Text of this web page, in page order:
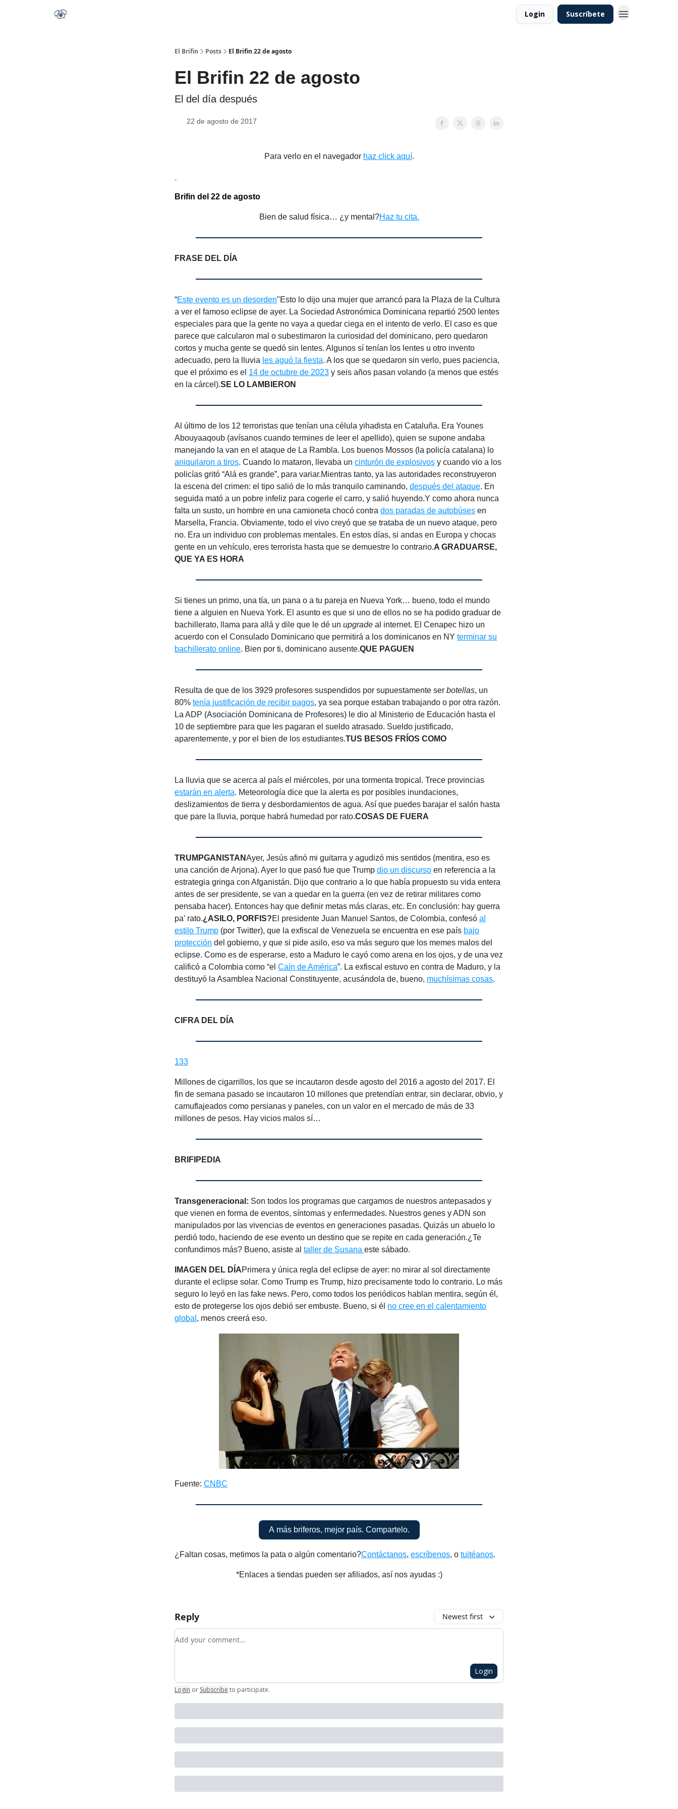
Login Suscríbete
El Brifin Posts El Brifin 22 de agosto
El Brifin 22 de agosto
El del día después
22 de agosto de 2017
Para verlo en el navegador haz click aquí.
Brifin del 22 de agosto
Bien de salud física… ¿y mental?Haz tu cita.
FRASE DEL DÍA
“Este evento es un desorden"Esto lo dijo una mujer que arrancó para la Plaza de la Cultura
a ver el famoso eclipse de ayer. La Sociedad Astronómica Dominicana repartió 2500 lentes
especiales para que la gente no vaya a quedar ciega en el intento de verlo. El caso es que
parece que calcularon mal o subestimaron la curiosidad del dominicano, pero quedaron
cortos y mucha gente se quedó sin lentes. Algunos sí tenían los lentes u otro invento
adecuado, pero la lluvia les aguó la fiesta. A los que se quedaron sin verlo, pues paciencia,
que el próximo es el 14 de octubre de 2023 y seis años pasan volando (a menos que estés
en la cárcel).SE LO LAMBIERON
Al último de los 12 terroristas que tenían una célula yihadista en Cataluña. Era Younes
Abouyaaqoub (avísanos cuando termines de leer el apellido), quien se supone andaba
manejando la van en el ataque de La Rambla. Los buenos Mossos (la policía catalana) lo
aniquilaron a tiros. Cuando lo mataron, llevaba un cinturón de explosivos y cuando vio a los
policías gritó “Alá es grande”, para variar.Mientras tanto, ya las autoridades reconstruyeron
la escena del crimen: el tipo salió de lo más tranquilo caminando, después del ataque. En
seguida mató a un pobre infeliz para cogerle el carro, y salió huyendo.Y como ahora nunca
falta un susto, un hombre en una camioneta chocó contra dos paradas de autobúses en
Marsella, Francia. Obviamente, todo el vivo creyó que se trataba de un nuevo ataque, pero
no. Era un individuo con problemas mentales. En estos días, si andas en Europa y chocas
gente en un vehículo, eres terrorista hasta que se demuestre lo contrario.A GRADUARSE,
QUE YA ES HORA
Si tienes un primo, una tía, un pana o a tu pareja en Nueva York… bueno, todo el mundo
tiene a alguien en Nueva York. El asunto es que si uno de ellos no se ha podido graduar de
bachillerato, llama para allá y dile que le dé un upgrade al internet. El Cenapec hizo un
acuerdo con el Consulado Dominicano que permitirá a los dominicanos en NY terminar su
bachillerato online. Bien por ti, dominicano ausente.QUE PAGUEN
Resulta de que de los 3929 profesores suspendidos por supuestamente ser botellas, un
80% tenía justificación de recibir pagos, ya sea porque estaban trabajando o por otra razón.
La ADP (Asociación Dominicana de Profesores) le dio al Ministerio de Educación hasta el
10 de septiembre para que les pagaran el sueldo atrasado. Sueldo justificado,
aparentemente, y por el bien de los estudiantes.TUS BESOS FRÍOS COMO
La lluvia que se acerca al país el miércoles, por una tormenta tropical. Trece provincias
estarán en alerta. Meteorología dice que la alerta es por posibles inundaciones,
deslizamientos de tierra y desbordamientos de agua. Así que puedes barajar el salón hasta
que pare la lluvia, porque habrá humedad por rato.COSAS DE FUERA
TRUMPGANISTANAyer, Jesús afinó mi guitarra y agudizó mis sentidos (mentira, eso es
una canción de Arjona). Ayer lo que pasó fue que Trump dio un discurso en referencia a la
estrategia gringa con Afganistán. Dijo que contrario a lo que había propuesto su vida entera
antes de ser presidente, se van a quedar en la guerra (en vez de retirar militares como
pensaba hacer). Entonces hay que definir metas más claras, etc. En conclusión: hay guerra
pa’ rato.¿ASILO, PORFIS?El presidente Juan Manuel Santos, de Colombia, confesó al
estilo Trump (por Twitter), que la exfiscal de Venezuela se encuentra en ese país bajo
protección del gobierno, y que si pide asilo, eso va más seguro que los memes malos del
eclipse. Como es de esperarse, esto a Maduro le cayó como arena en los ojos, y de una vez
calificó a Colombia como “el Caín de América”. La exfiscal estuvo en contra de Maduro, y la
destituyó la Asamblea Nacional Constituyente, acusándola de, bueno, muchísimas cosas.
CIFRA DEL DÍA
133
Millones de cigarrillos, los que se incautaron desde agosto del 2016 a agosto del 2017. El
fin de semana pasado se incautaron 10 millones que pretendían entrar, sin declarar, obvio, y
camuflajeados como persianas y paneles, con un valor en el mercado de más de 33
millones de pesos. Hay vicios malos sí…
BRIFIPEDIA
Transgeneracional: Son todos los programas que cargamos de nuestros antepasados y
que vienen en forma de eventos, síntomas y enfermedades. Nuestros genes y ADN son
manipulados por las vivencias de eventos en generaciones pasadas. Quizás un abuelo lo
perdió todo, haciendo de ese evento un destino que se repite en cada generación.¿Te
confundimos más? Bueno, asiste al taller de Susana este sábado.
IMAGEN DEL DÍAPrimera y única regla del eclipse de ayer: no mirar al sol directamente
durante el eclipse solar. Como Trump es Trump, hizo precisamente todo lo contrario. Lo más
seguro lo leyó en las fake news. Pero, como todos los periódicos hablan mentira, según él,
esto de protegerse los ojos debió ser embuste. Bueno, si él no cree en el calentamiento
global , menos creerá eso.
Fuente: CNBC
A más briferos, mejor país. Compartelo.
¿Faltan cosas, metimos la pata o algún comentario?Contáctanos, escríbenos, o tuitéanos.
*Enlaces a tiendas pueden ser afiliados, así nos ayudas :)
Reply Newest first
Add your comment
Login
Login or Subscribe to participate.